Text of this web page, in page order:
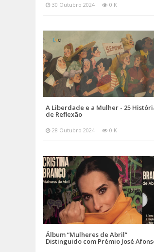
30 Outubro 2024 0 K
A Liberdade e a Mulher - 25
de Reflexão
28 Outubro 2024 0 K
Álbum “Mulheres de Abril”
Distinguido com Prémio José